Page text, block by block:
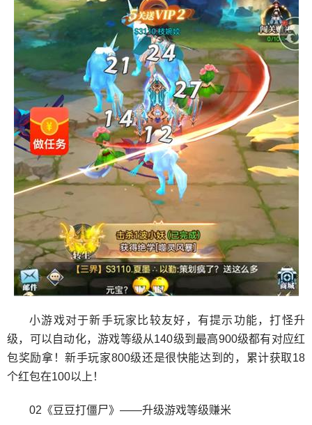
小游戏对于新手玩家比较友好，有提示功能，打怪升
级，可以自动化，游戏等级从140级到最高900级都有对应红
包奖励拿！新手玩家800级还是很快能达到的，累计获取18
个红包在100以上！
02《豆豆打僵尸》——升级游戏等级赚米